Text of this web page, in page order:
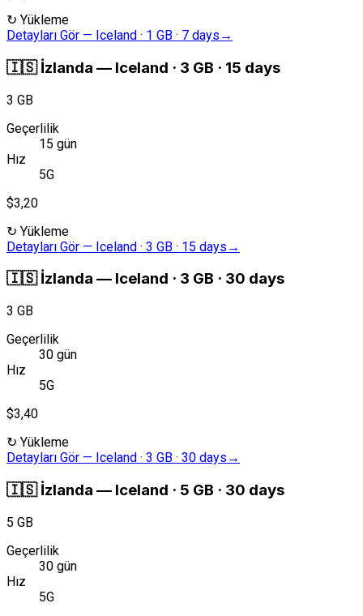
↻ Yükleme
Detayları Gör — Iceland · 1 GB · 7 days →
🇮🇸 İzlanda — Iceland · 3 GB · 15 days
3 GB
Geçerlilik
15 gün
Hız
5G
$3,20
↻ Yükleme
Detayları Gör — Iceland · 3 GB · 15 days →
🇮🇸 İzlanda — Iceland · 3 GB · 30 days
3 GB
Geçerlilik
30 gün
Hız
5G
$3,40
↻ Yükleme
Detayları Gör — Iceland · 3 GB · 30 days →
🇮🇸 İzlanda — Iceland · 5 GB · 30 days
5 GB
Geçerlilik
30 gün
Hız
5G